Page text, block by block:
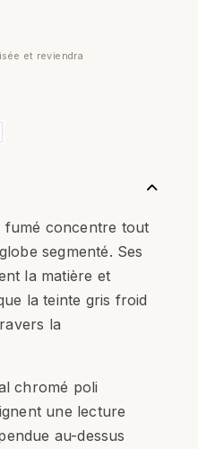
et reviendra
fumé concentre tout
segmenté. Ses
la matière et
la teinte gris froid
la
chromé poli
une lecture
au-dessus